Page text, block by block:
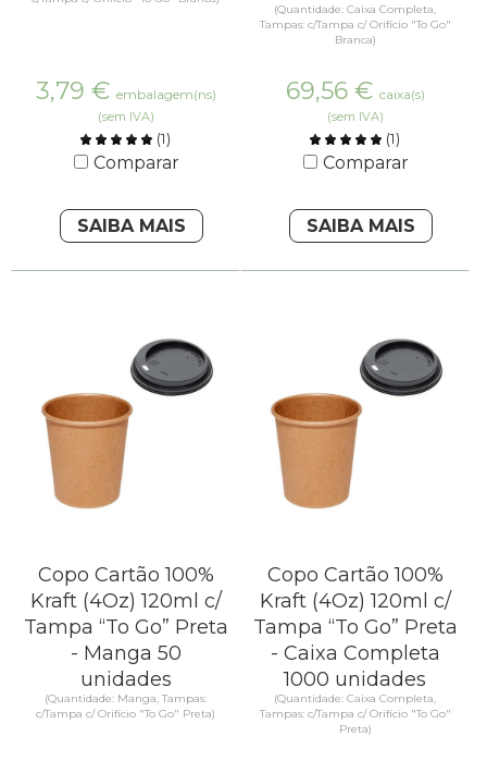
3,79 € embalagem(ns)
(sem IVA)
(1)
Comparar
SAIBA MAIS
(Quantidade: Caixa Completa,
Tampas: c/Tampa c/ Orifício "To Go"
Branca)
69,56 € caixa(s)
(sem IVA)
(1)
Comparar
SAIBA MAIS
Copo Cartão 100%
Kraft (4Oz) 120ml c/
Tampa “To Go” Preta
- Manga 50
unidades
(Quantidade: Manga, Tampas:
c/Tampa c/ Orifício "To Go" Preta)
Copo Cartão 100%
Kraft (4Oz) 120ml c/
Tampa “To Go” Preta
- Caixa Completa
1000 unidades
(Quantidade: Caixa Completa,
Tampas: c/Tampa c/ Orifício "To Go"
Preta)